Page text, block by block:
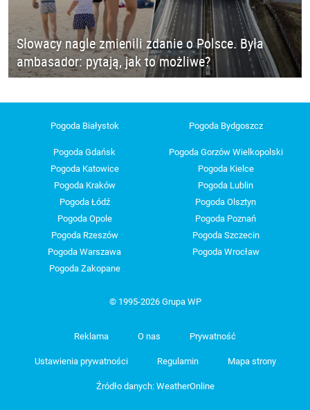
Słowacy nagle zmienili zdanie o Polsce. Była
ambasador: pytają, jak to możliwe?
Pogoda Białystok Pogoda Bydgoszcz
Pogoda Gdańsk
Pogoda Gorzów Wielkopolski
Pogoda Katowice
Pogoda Kielce
Pogoda Kraków
Pogoda Lublin
Pogoda Łódź
Pogoda Olsztyn
Pogoda Opole
Pogoda Poznań
Pogoda Rzeszów
Pogoda Szczecin
Pogoda Warszawa
Pogoda Wrocław
Pogoda Zakopane
© 1995-2026 Grupa WP
Reklama O nas Prywatność
Ustawienia prywatności Regulamin Mapa strony
Źródło danych: WeatherOnline